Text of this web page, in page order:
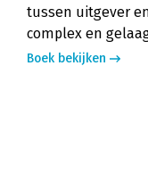
tussen uitgever
complex en
Boek bekijken